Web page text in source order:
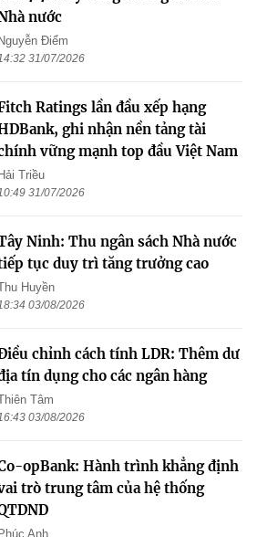
nước
Điểm
31/07/2026
Ratings lần đầu xếp hạng
ghi nhận nền tảng tài
vững mạnh top đầu Việt Nam
Triều
31/07/2026
Ninh: Thu ngân sách Nhà nước
tục duy trì tăng trưởng cao
Huyền
03/08/2026
chỉnh cách tính LDR: Thêm dư
tín dụng cho các ngân hàng
Tâm
03/08/2026
opBank: Hành trình khẳng định
trò trung tâm của hệ thống
Anh